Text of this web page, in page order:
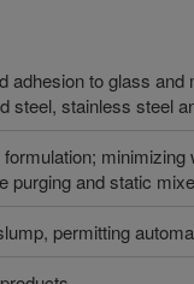
adhesion to glass and
steel, stainless steel
purging and static
permitting